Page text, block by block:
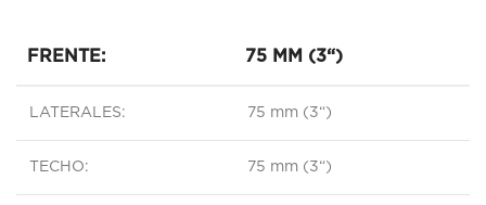
FRENTE: 75 MM (3“)
LATERALES: 75 mm (3“)
TECHO: 75 mm (3“)